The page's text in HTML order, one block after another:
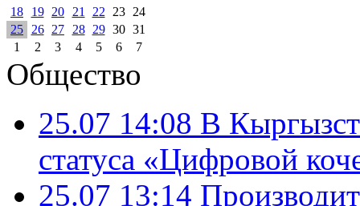
18
19 20 21 22 23
24
25
26 27 28 29 30 31
1
2 3 4 5 6 7
Общество
25.07 14:08 В
статуса «Цифровой
25.07 13:14